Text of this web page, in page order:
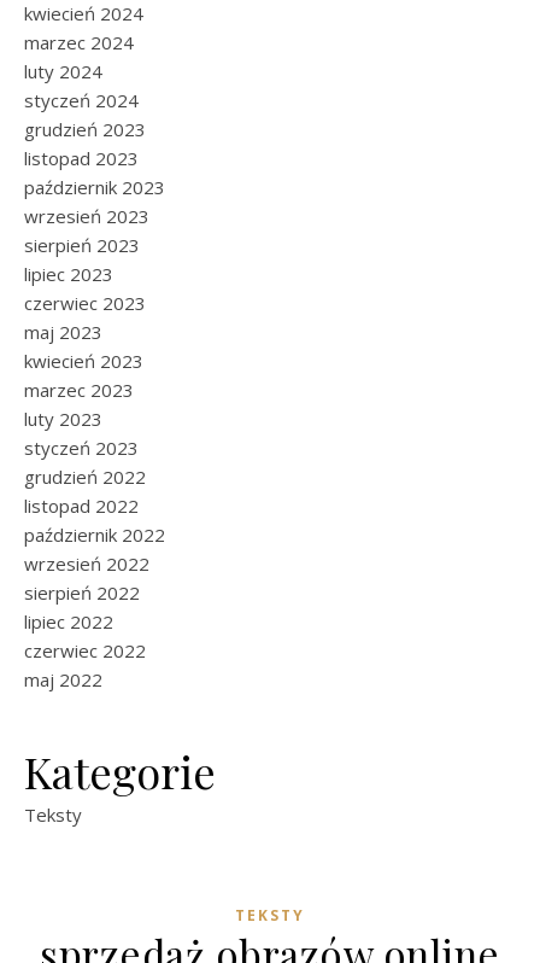
kwiecień 2024
marzec 2024
luty 2024
styczeń 2024
grudzień 2023
listopad 2023
październik 2023
wrzesień 2023
sierpień 2023
lipiec 2023
czerwiec 2023
maj 2023
kwiecień 2023
marzec 2023
luty 2023
styczeń 2023
grudzień 2022
listopad 2022
październik 2022
wrzesień 2022
sierpień 2022
lipiec 2022
czerwiec 2022
maj 2022
Kategorie
Teksty
TEKSTY